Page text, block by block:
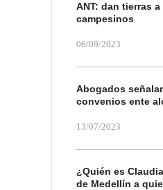
ANT: dan tierras
campesinos
06/09/2023
Abogados
convenios ente
13/07/2023
¿Quién es
de Medellín a